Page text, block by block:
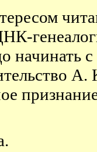
начинать